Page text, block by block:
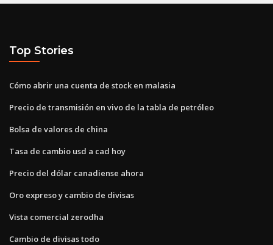
Top Stories
Cómo abrir una cuenta de stock en malasia
Precio de transmisión en vivo de la tabla de petróleo
Bolsa de valores de china
Tasa de cambio usd a cad hoy
Precio del dólar canadiense ahora
Oro expreso y cambio de divisas
Vista comercial zerodha
Cambio de divisas todo